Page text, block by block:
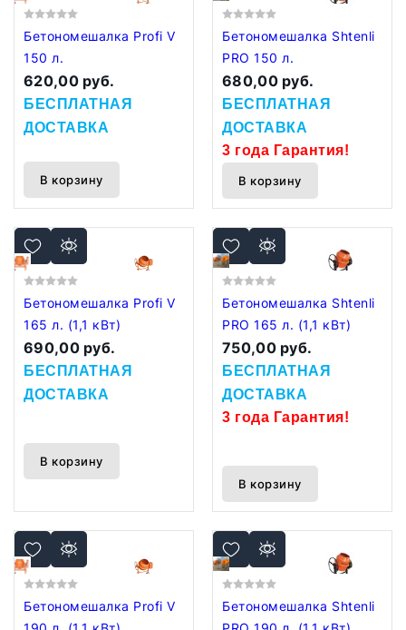
Бетономешалка Profi V
150 л.
620,00 руб.
БЕСПЛАТНАЯ
ДОСТАВКА
В корзину
Бетономешалка Shtenli
PRO 150 л.
680,00 руб.
БЕСПЛАТНАЯ
ДОСТАВКА
3 года Гарантия!
В корзину
Бетономешалка Profi V
165 л. (1,1 кВт)
690,00 руб.
БЕСПЛАТНАЯ
ДОСТАВКА
В корзину
Бетономешалка Shtenli
PRO 165 л. (1,1 кВт)
750,00 руб.
БЕСПЛАТНАЯ
ДОСТАВКА
3 года Гарантия!
В корзину
Бетономешалка Profi V
Бетономешалка Shtenli